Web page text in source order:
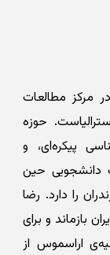
مرکز مطالعات
حوزه
پیکره‌ای، و
دانشجویی حین
را دارد. رضا
بازماند و برای
اراسموس از